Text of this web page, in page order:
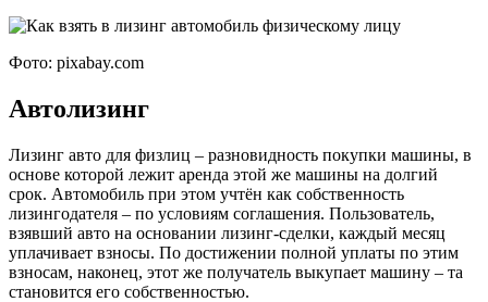
Фото: pixabay.com
Автолизинг
Лизинг авто для физлиц – разновидность покупки машины, в
основе которой лежит аренда этой же машины на долгий
срок. Автомобиль при этом учтён как собственность
лизингодателя – по условиям соглашения. Пользователь,
взявший авто на основании лизинг-сделки, каждый месяц
уплачивает взносы. По достижении полной уплаты по этим
взносам, наконец, этот же получатель выкупает машину – та
становится его собственностью.